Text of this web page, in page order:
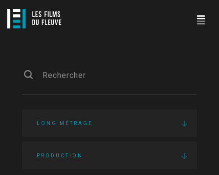
LONG MÉTRAGE
PRODUCTION